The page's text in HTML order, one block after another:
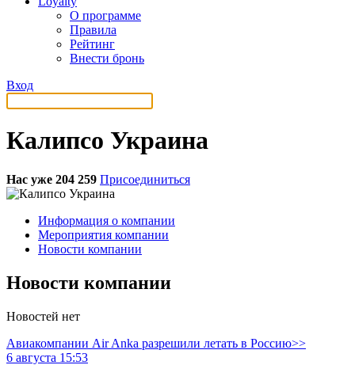
О программе
Правила
Рейтинг
Внести бронь
Вход
Калипсо Украина
Нас уже 204 259 Присоединиться
Информация о компании
Мероприятия компании
Новости компании
Новости компании
Новостей нет
Авиакомпании Air Anka разрешили летать в Россию>>
6 августа 15:53